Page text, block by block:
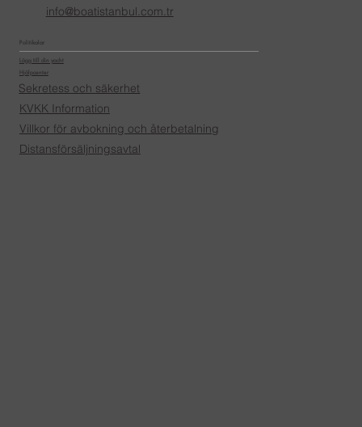
info@boatistanbul.com.tr
Politikalar
Lägg till din yacht
Hjälpcenter
Sekretess och säkerhet
KVKK Information
Villkor för avbokning och återbetalning
Distansförsäljningsavtal